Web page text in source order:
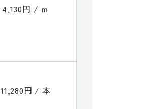
4,130円 / ｍ
11,280円 / 本